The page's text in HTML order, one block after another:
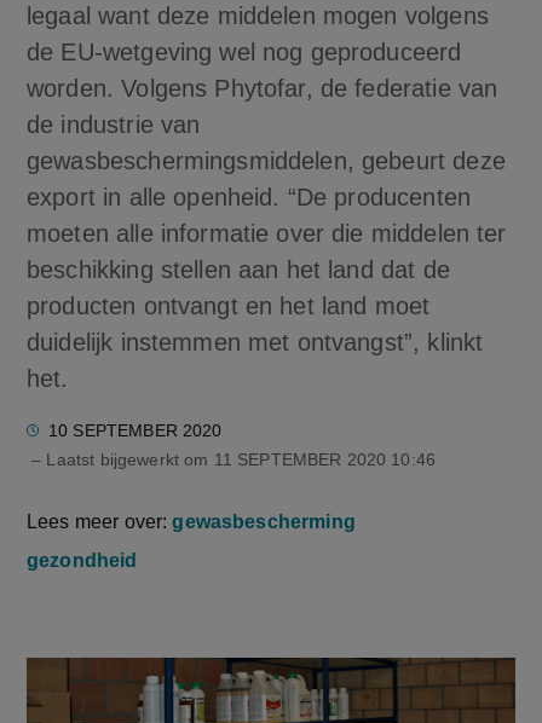
legaal want deze middelen mogen volgens
de EU-wetgeving wel nog geproduceerd
worden. Volgens Phytofar, de federatie van
de industrie van
gewasbeschermingsmiddelen, gebeurt deze
export in alle openheid. “De producenten
moeten alle informatie over die middelen ter
beschikking stellen aan het land dat de
producten ontvangt en het land moet
duidelijk instemmen met ontvangst”, klinkt
het.
10 SEPTEMBER 2020
– Laatst bijgewerkt om 11 SEPTEMBER 2020 10:46
Lees meer over:gewasbescherming
gezondheid